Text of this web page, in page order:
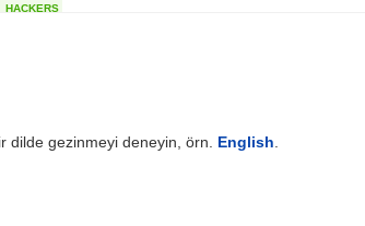
HACKERS
TOKENIZATION
dilde gezinmeyi deneyin, örn. English